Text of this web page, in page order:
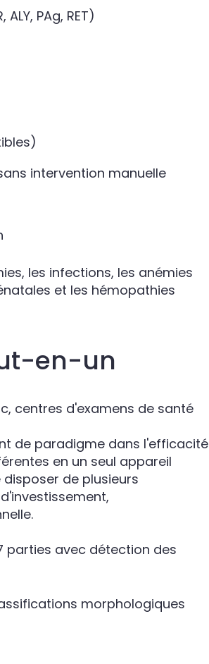
PAg, RET)
intervention manuelle
les infections, les anémies
et les hémopathies
en-un
centres d'examens de santé
de paradigme dans l'efficacité
en un seul appareil
de plusieurs
parties avec détection des
morphologiques